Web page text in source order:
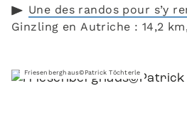
Une des randos pour s’y
Ginzling en Autriche : 14,2
Friesenberghaus©Patrick Töchterle